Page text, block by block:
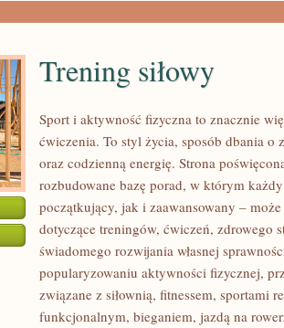
Trening siłowy
Sport i aktywność fizyczna to znacznie
ćwiczenia. To styl życia, sposób dbania o
oraz codzienną energię. Strona
rozbudowane bazę porad, w którym
początkujący, jak i zaawansowany –
dotyczące treningów, ćwiczeń, zdrowego
świadomego rozwijania własnej
popularyzowaniu aktywności fizycznej,
związane z siłownią, fitnessem, sportami
funkcjonalnym, bieganiem, jazdą na